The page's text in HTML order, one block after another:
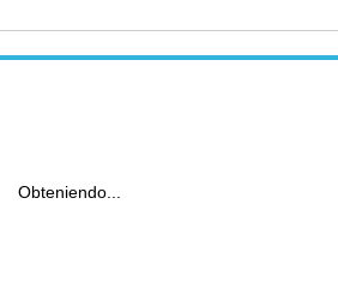
Obteniendo...